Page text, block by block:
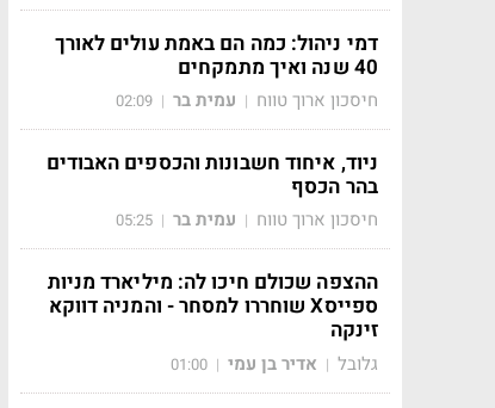
דמי ניהול: כמה הם באמת עולים לאורך
40 שנה ואיך מתמקחים
חיסכון ארוך טווח | עמית בר |
02:09
ניוד, איחוד חשבונות והכספים האבודים
בהר הכסף
חיסכון ארוך טווח | עמית בר |
05:25
ההצפה שכולם חיכו לה: מיליארד מניות
ספייסX שוחררו למסחר - והמניה דווקא
זינקה
גלובל | אדיר בן עמי |
01:00